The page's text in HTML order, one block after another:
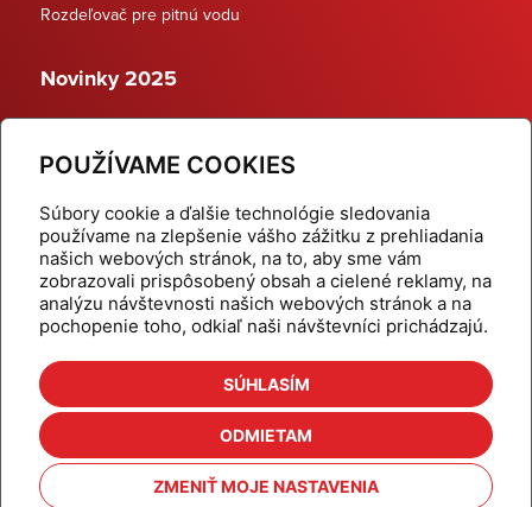
POUŽÍVAME COOKIES
Súbory cookie a ďalšie technológie sledovania
používame na zlepšenie vášho zážitku z prehliadania
našich webových stránok, na to, aby sme vám
zobrazovali prispôsobený obsah a cielené reklamy, na
analýzu návštevnosti našich webových stránok a na
pochopenie toho, odkiaľ naši návštevníci prichádzajú.
SÚHLASÍM
ODMIETAM
ZMENIŤ MOJE NASTAVENIA
Rozdeľovač pre pitnú vodu
Novinky 2025
Dynamické termostatické ventily
Domov
Produkty
Aktuality
Odber šikovné tipy
Kalkulačky
Cenníky
Na stiahnutie
Referencie
Kontakt